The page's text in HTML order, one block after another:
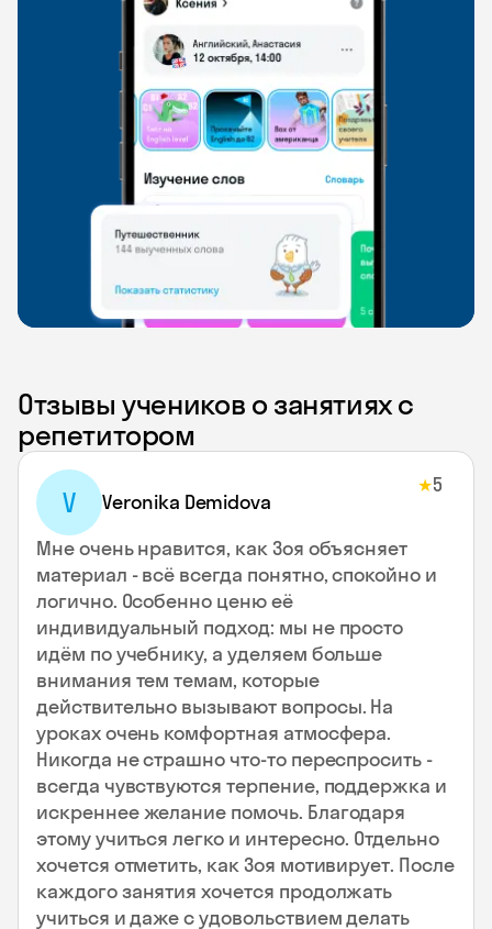
Отзывы учеников о занятиях с
репетитором
V Veronika Demidova
★5
Мне очень нравится, как Зоя объясняет
материал - всё всегда понятно, спокойно и
логично. Особенно ценю её
индивидуальный подход: мы не просто
идём по учебнику, а уделяем больше
внимания тем темам, которые
действительно вызывают вопросы. На
уроках очень комфортная атмосфера.
Никогда не страшно что-то переспросить -
всегда чувствуются терпение, поддержка и
искреннее желание помочь. Благодаря
этому учиться легко и интересно. Отдельно
хочется отметить, как Зоя мотивирует. После
каждого занятия хочется продолжать
учиться и даже с удовольствием делать